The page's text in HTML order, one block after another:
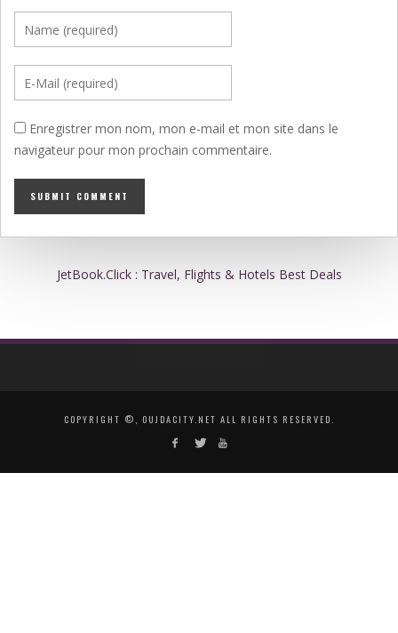
Enregistrer mon nom, mon e-mail et mon site dans le
navigateur pour mon prochain commentaire.
JetBook.Click : Travel, Flights & Hotels Best Deals
COPYRIGHT ©, OUJDACITY.NET ALL RIGHTS RESERVED.